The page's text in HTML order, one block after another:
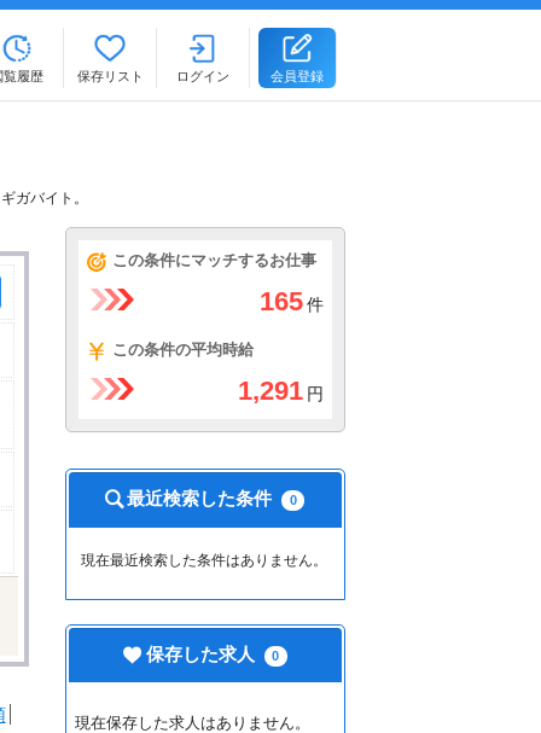
覧履歴 保存リスト ログイン 会員登録
ガバイト。
この条件にマッチするお仕事
165 件
この条件の平均時給
1,291 円
最近検索した条件 0
現在最近検索した条件はありません。
保存した求人 0
現在保存した求人はありません。